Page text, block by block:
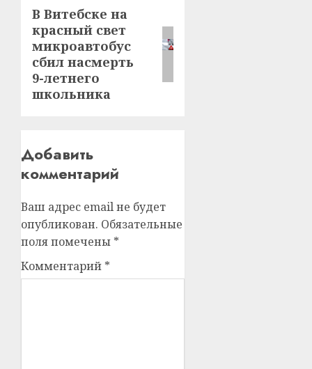
Следующая
запись:
В Витебске на
красный свет
микроавтобус
сбил насмерть
9-летнего
школьника
Добавить
комментарий
Ваш адрес email не будет
опубликован. Обязательные
поля помечены *
Комментарий *